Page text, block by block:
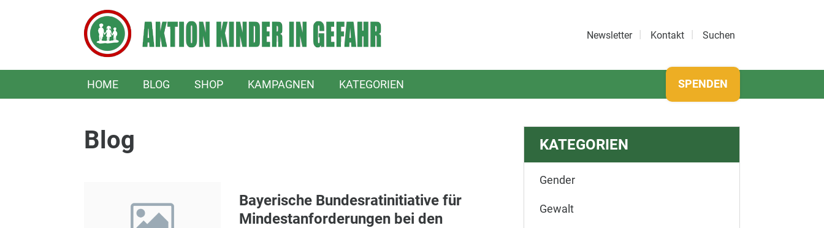
Newsletter Kontakt Suchen
HOME BLOG SHOP KAMPAGNEN KATEGORIEN SPENDEN
Blog
Bayerische Bundesratinitiative für
Mindestanforderungen bei den
KATEGORIEN
Gender
Gewalt